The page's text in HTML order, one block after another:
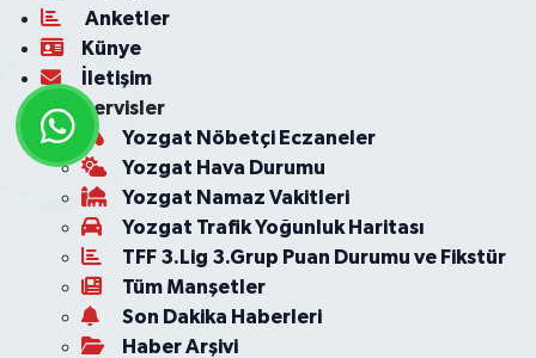
Anketler
Künye
İletişim
Servisler
Yozgat Nöbetçi Eczaneler
Yozgat Hava Durumu
Yozgat Namaz Vakitleri
Yozgat Trafik Yoğunluk Haritası
TFF 3.Lig 3.Grup Puan Durumu ve Fikstür
Tüm Manşetler
Son Dakika Haberleri
Haber Arşivi